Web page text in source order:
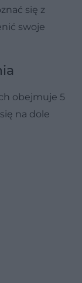
się z
swoje
obejmuje 5
na dole